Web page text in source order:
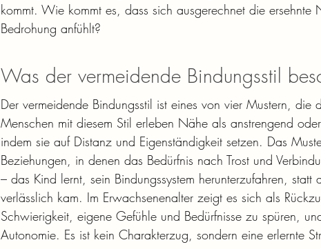
kommt. Wie kommt es, dass sich ausgerechnet die
Bedrohung anfühlt?
Was der vermeidende Bindungsstil
Der vermeidende Bindungsstil ist eines von vier Mustern, die
Menschen mit diesem Stil erleben Nähe als anstrengend
indem sie auf Distanz und Eigenständigkeit setzen. Das
Beziehungen, in denen das Bedürfnis nach Trost und
– das Kind lernt, sein Bindungssystem herunterzufahren,
verlässlich kam. Im Erwachsenenalter zeigt es sich als
Schwierigkeit, eigene Gefühle und Bedürfnisse zu spüren,
Autonomie. Es ist kein Charakterzug, sondern eine erlernte